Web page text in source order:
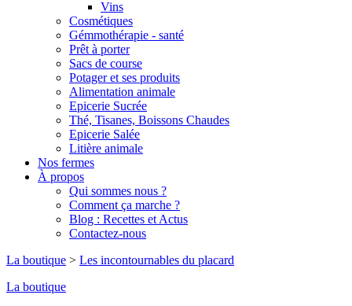
Vins
Cosmétiques
Gémmothérapie - santé
Prêt à porter
Sacs de course
Potager et ses produits
Alimentation animale
Epicerie Sucrée
Thé, Tisanes, Boissons Chaudes
Epicerie Salée
Litière animale
Nos fermes
À propos
Qui sommes nous ?
Comment ça marche ?
Blog : Recettes et Actus
Contactez-nous
La boutique > Les incontournables du placard
La boutique